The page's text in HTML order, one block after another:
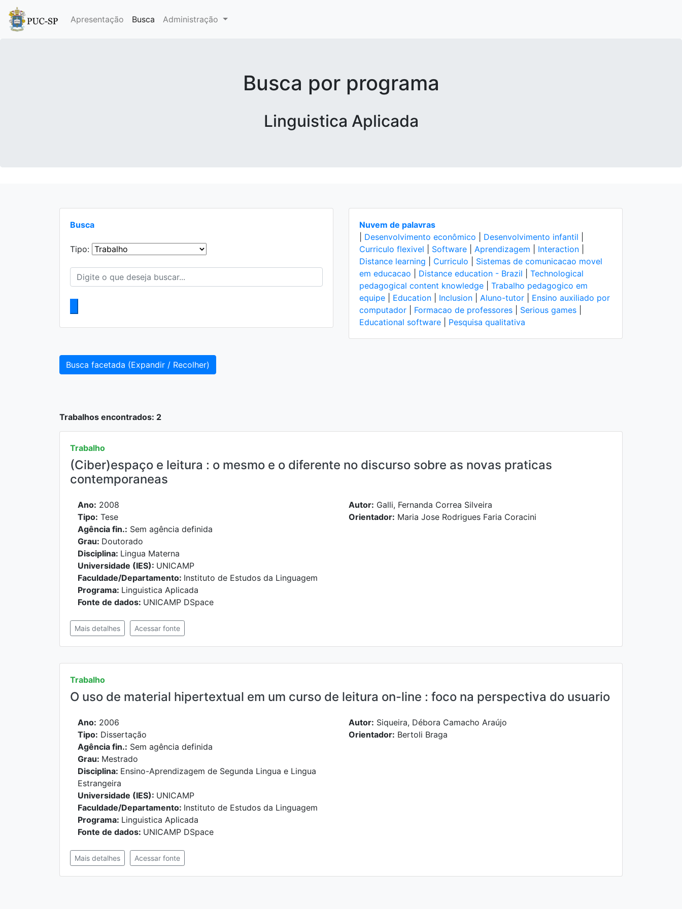
Apresentação Busca Administração
Busca por programa
Linguistica Aplicada
Busca
Tipo:
Nuvem de palavras
Desenvolvimento econômico Desenvolvimento infantil
Curriculo flexivel
Software Aprendizagem Interaction
Distance learning
Curriculo
Sistemas de comunicacao movel
em educacao
Distance education - Brazil
Technological
pedagogical content knowledge
Trabalho pedagogico em
equipe
Education Inclusion Aluno-tutor
Ensino auxiliado por
computador
Formacao de professores Serious games
Educational software
Pesquisa qualitativa
Busca facetada (Expandir / Recolher)
Trabalhos encontrados: 2
Trabalho
(Ciber)espaço e leitura : o mesmo e o diferente no discurso sobre as novas praticas
contemporaneas
Ano: 2008
Tipo: Tese
Agência fin.: Sem agência definida
Grau: Doutorado
Disciplina: Lingua Materna
Universidade (IES): UNICAMP
Faculdade/Departamento: Instituto de Estudos da Linguagem
Programa: Linguistica Aplicada
Fonte de dados: UNICAMP DSpace
Autor: Galli, Fernanda Correa Silveira
Orientador: Maria Jose Rodrigues Faria Coracini
Mais detalhes Acessar fonte
Trabalho
O uso de material hipertextual em um curso de leitura on-line : foco na perspectiva do usuario
Ano: 2006
Tipo: Dissertação
Agência fin.: Sem agência definida
Grau: Mestrado
Disciplina: Ensino-Aprendizagem de Segunda Lingua e Lingua
Estrangeira
Universidade (IES): UNICAMP
Faculdade/Departamento: Instituto de Estudos da Linguagem
Programa: Linguistica Aplicada
Fonte de dados: UNICAMP DSpace
Autor: Siqueira, Débora Camacho Araújo
Orientador: Bertoli Braga
Mais detalhes Acessar fonte